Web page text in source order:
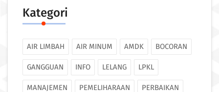
Kategori
AIR LIMBAH AIR MINUM AMDK BOCORAN
GANGGUAN INFO LELANG LPKL
MANAJEMEN PEMELIHARAAN PERBAIKAN